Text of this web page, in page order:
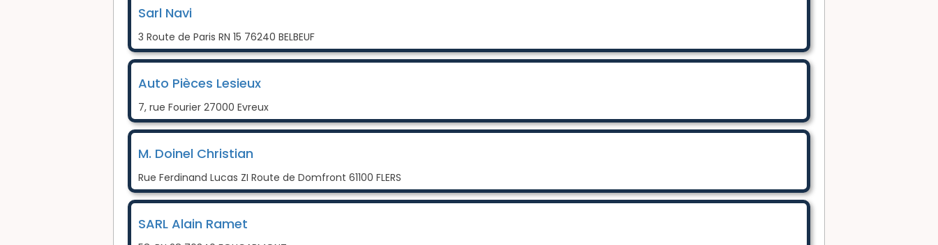
Sarl Navi
3 Route de Paris RN 15 76240 BELBEUF
Auto Pièces Lesieux
7, rue Fourier 27000 Evreux
M. Doinel Christian
Rue Ferdinand Lucas ZI Route de Domfront 61100 FLERS
SARL Alain Ramet